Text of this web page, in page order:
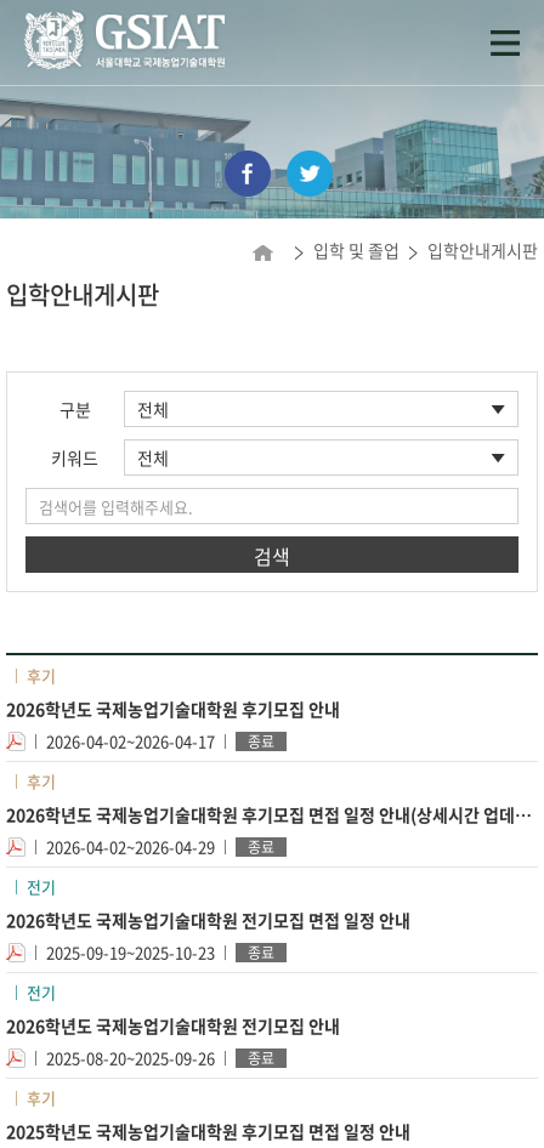
입학 및 졸업 입학안내게시판
입학안내게시판
구분
키워드
검색
후기
2026학년도 국제농업기술대학원 후기모집 안내
2026-04-02~2026-04-17 종료
후기
2026학년도 국제농업기술대학원 후기모집 면접 일정 안내(상세시간 업데이트)
2026-04-02~2026-04-29 종료
전기
2026학년도 국제농업기술대학원 전기모집 면접 일정 안내
2025-09-19~2025-10-23 종료
전기
2026학년도 국제농업기술대학원 전기모집 안내
2025-08-20~2025-09-26 종료
후기
2025학년도 국제농업기술대학원 후기모집 면접 일정 안내